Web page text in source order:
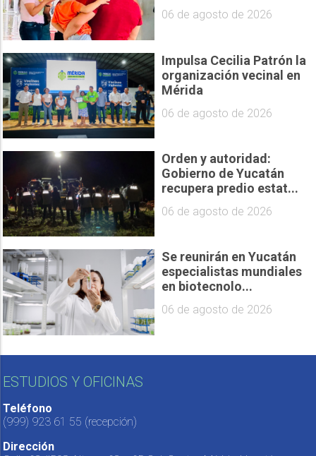
06 de agosto de 2026
Impulsa Cecilia Patrón la
organización vecinal en
Mérida
06 de agosto de 2026
Orden y autoridad:
Gobierno de Yucatán
recupera predio estat...
06 de agosto de 2026
Se reunirán en Yucatán
especialistas mundiales
en biotecnolo...
06 de agosto de 2026
ESTUDIOS Y OFICINAS
Teléfono
(999) 923 61 55 (recepción)
Dirección